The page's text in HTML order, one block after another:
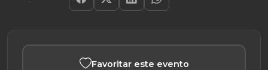
Favoritar este evento